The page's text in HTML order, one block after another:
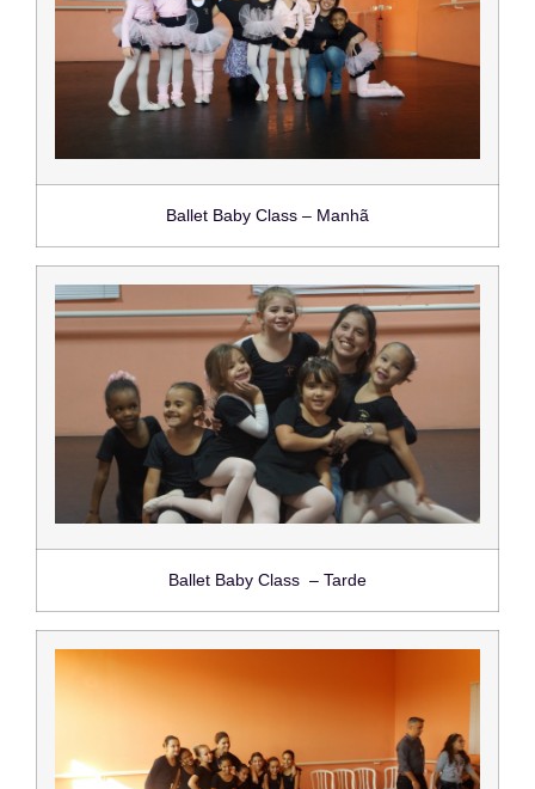
Ballet Baby Class – Manhã
Ballet Baby Class – Tarde